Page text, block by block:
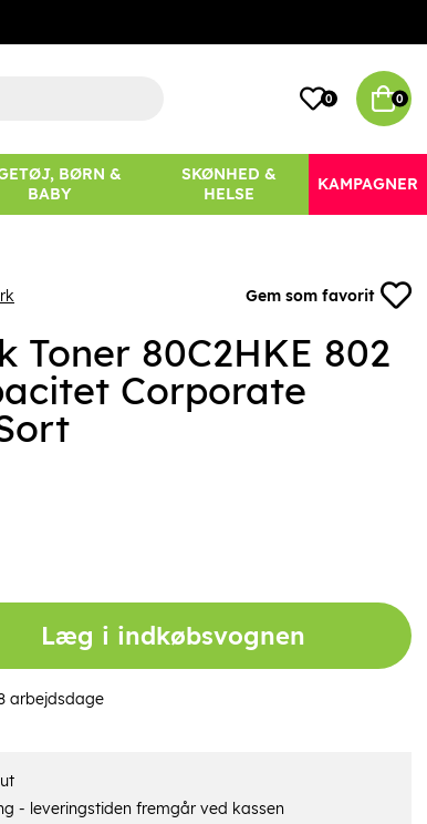
0 0
BØRN &
BABY
SKØNHED &
HELSE
KAMPAGNER
Gem som favorit
Toner 80C2HKE 802
Corporate
Læg i indkøbsvognen
arbejdsdage
- leveringstiden fremgår ved kassen